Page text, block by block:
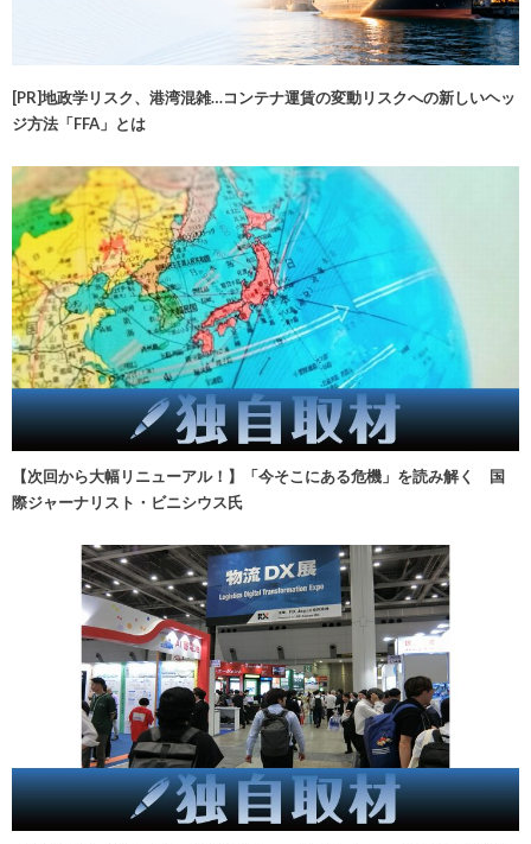
[PR]地政学リスク、港湾混雑…コンテナ運賃の変動リスクへの新しいヘッ
ジ方法「FFA」とは
【次回から大幅リニューアル！】「今そこにある危機」を読み解く 国
際ジャーナリスト・ビニシウス氏